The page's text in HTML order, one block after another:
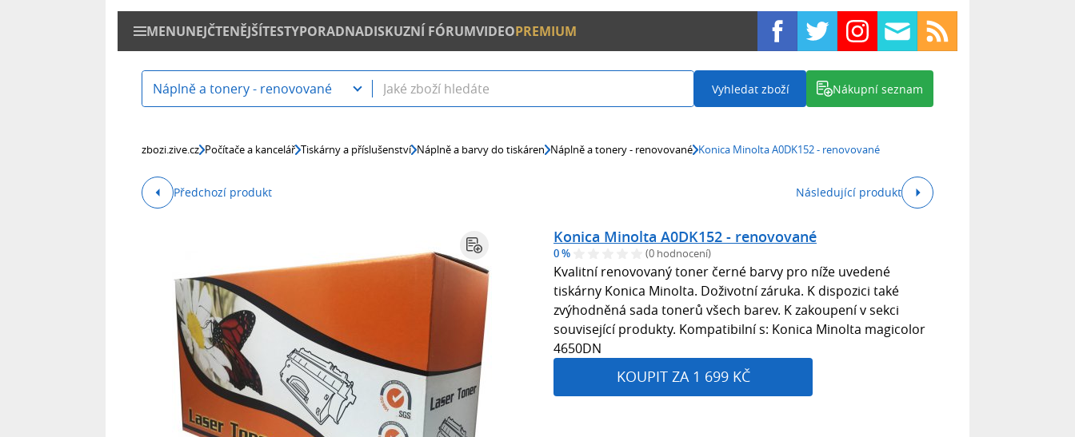
MENUNEJČTENĚJŠÍTESTYPORADNADISKUZNÍ FÓRUMVIDEOPREMIUM
Náplně a tonery - renovované Vyhledat zboží Nákupní seznam
zbozi.zive.cz Počítače a kancelář Tiskárny a příslušenství Náplně a barvy do tiskáren Náplně a tonery - renovované Konica Minolta A0DK152 - renovované
Předchozí produkt Následující produkt
Konica Minolta A0DK152 - renovované
0 % (0 hodnocení)
Kvalitní renovovaný toner černé barvy pro níže uvedené
tiskárny Konica Minolta. Doživotní záruka. K dispozici také
zvýhodněná sada tonerů všech barev. K zakoupení v sekci
související produkty. Kompatibilní s: Konica Minolta magicolor
4650DN
KOUPIT ZA 1 699 KČ